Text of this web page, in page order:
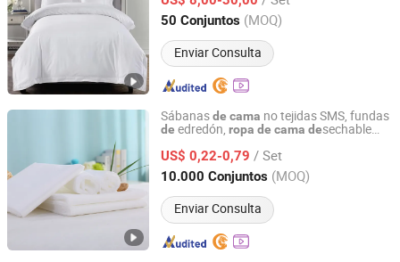
50 Conjuntos (MOQ)
Enviar Consulta
Shandong, China Desde 2006
Sábanasde cama no tejidas SMS, fundas
de edredón, ropa de cama desechable
US$ 0,22-0,79 / Set
10.000 Conjuntos (MOQ)
Enviar Consulta
Weifang Sowin New Material Co., Ltd.
Shandong, China Desde 2024